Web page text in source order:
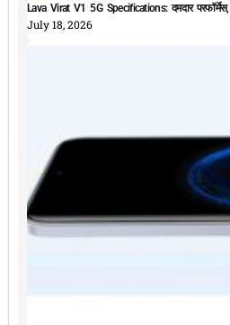
Lava Virat V1 5G Specifications: दमदार
July 18, 2026